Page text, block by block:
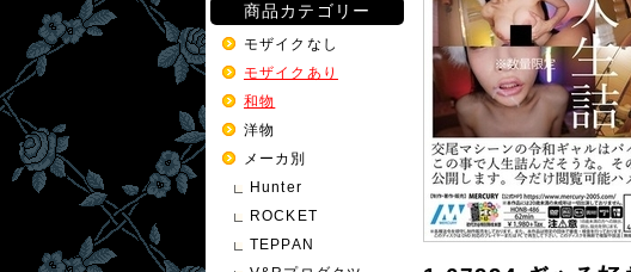
商品カテゴリー
モザイクなし
モザイクあり
和物
洋物
メーカ別
Hunter
ROCKET
TEPPAN